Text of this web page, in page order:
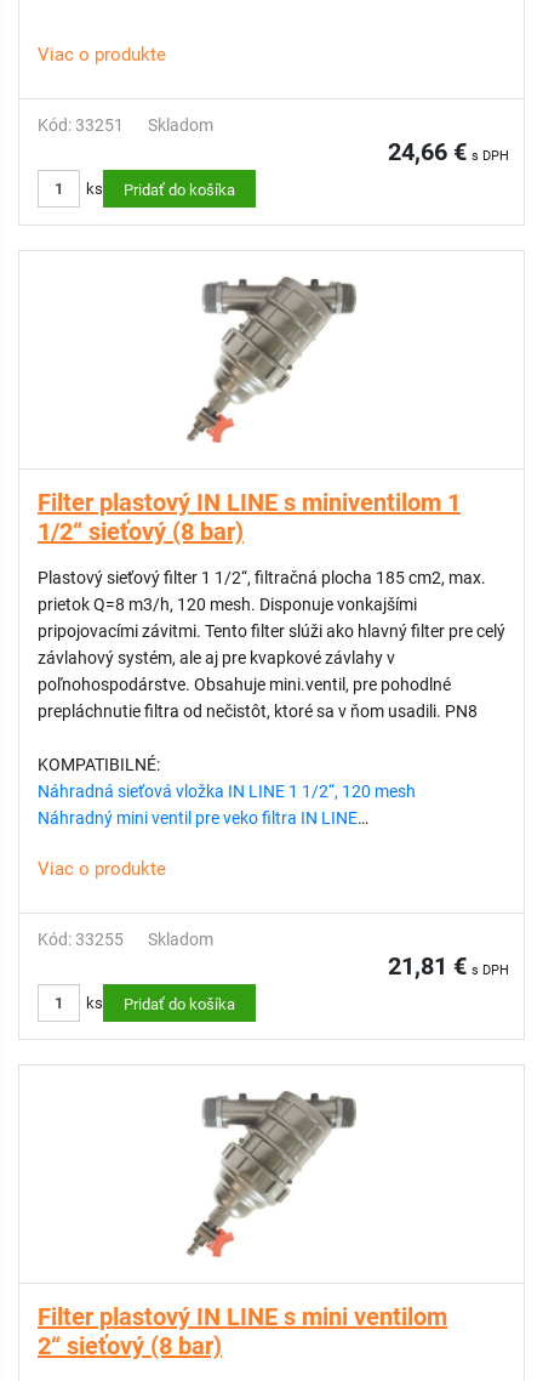
Viac o produkte
Kód: 33251 Skladom
24,66 € s DPH
ks Pridať do košíka
Filter plastový IN LINE s miniventilom 1
1/2“ sieťový (8 bar)
Plastový sieťový filter 1 1/2“, filtračná plocha 185 cm2, max.
prietok Q=8 m3/h, 120 mesh. Disponuje vonkajšími
pripojovacími závitmi. Tento filter slúži ako hlavný filter pre celý
závlahový systém, ale aj pre kvapkové závlahy v
poľnohospodárstve. Obsahuje mini.ventil, pre pohodlné
prepláchnutie filtra od nečistôt, ktoré sa v ňom usadili. PN8
KOMPATIBILNÉ:
Náhradná sieťová vložka IN LINE 1 1/2“, 120 mesh
Náhradný mini ventil pre veko filtra IN LINE
Viac o produkte
Kód: 33255 Skladom
21,81 € s DPH
ks Pridať do košíka
Filter plastový IN LINE s mini ventilom
2“ sieťový (8 bar)